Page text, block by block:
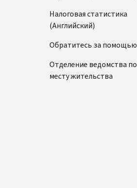
Налоговая статистика
(Английский)
Обратитесь за помощью
Отделение ведомства по
месту жительства